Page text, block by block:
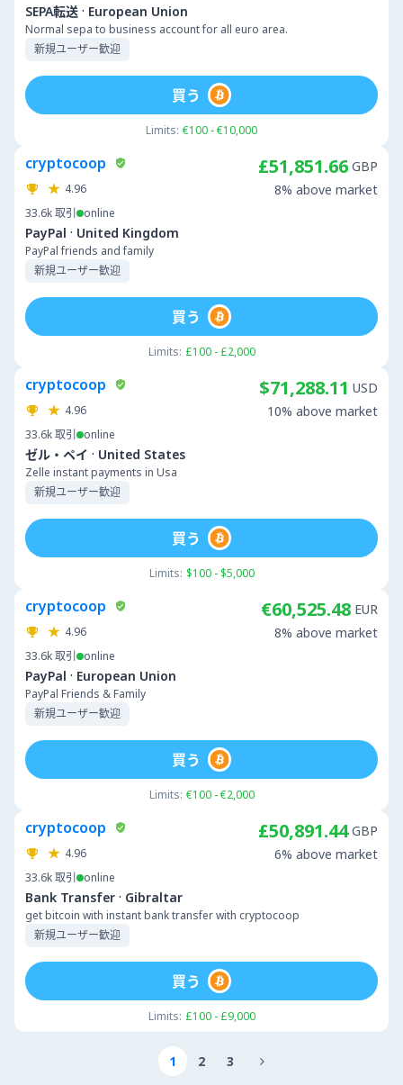
SEPA転送 · European Union
Normal sepa to business account for all euro area.
新規ユーザー歓迎
Limits: €100 - €10,000
買う
cryptocoop
4.96
33.6k取引 online
PayPal · United Kingdom
PayPal friends and family
新規ユーザー歓迎
£51,851.66 GBP
8% above market
Limits: £100 - £2,000
買う
cryptocoop
4.96
33.6k取引 online
ゼル・ペイ · United States
Zelle instant payments in Usa
新規ユーザー歓迎
$71,288.11 USD
10% above market
Limits: $100 - $5,000
買う
cryptocoop
4.96
33.6k取引 online
PayPal · European Union
PayPal Friends & Family
新規ユーザー歓迎
€60,525.48 EUR
8% above market
Limits: €100 - €2,000
買う
cryptocoop
4.96
33.6k取引 online
Bank Transfer · Gibraltar
get bitcoin with instant bank transfer with cryptocoop
新規ユーザー歓迎
£50,891.44 GBP
6% above market
Limits: £100 - £9,000
買う
1 2 3 